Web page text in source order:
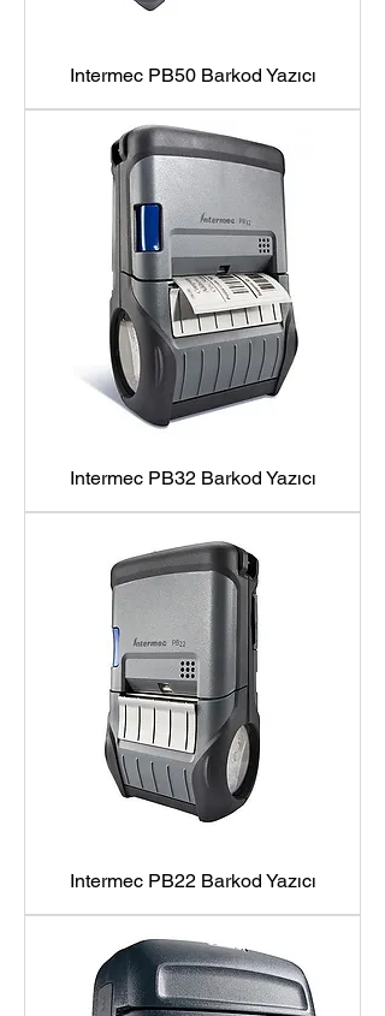
Intermec PB50 Barkod Yazıcı
Intermec PB32 Barkod Yazıcı
Intermec PB22 Barkod Yazıcı